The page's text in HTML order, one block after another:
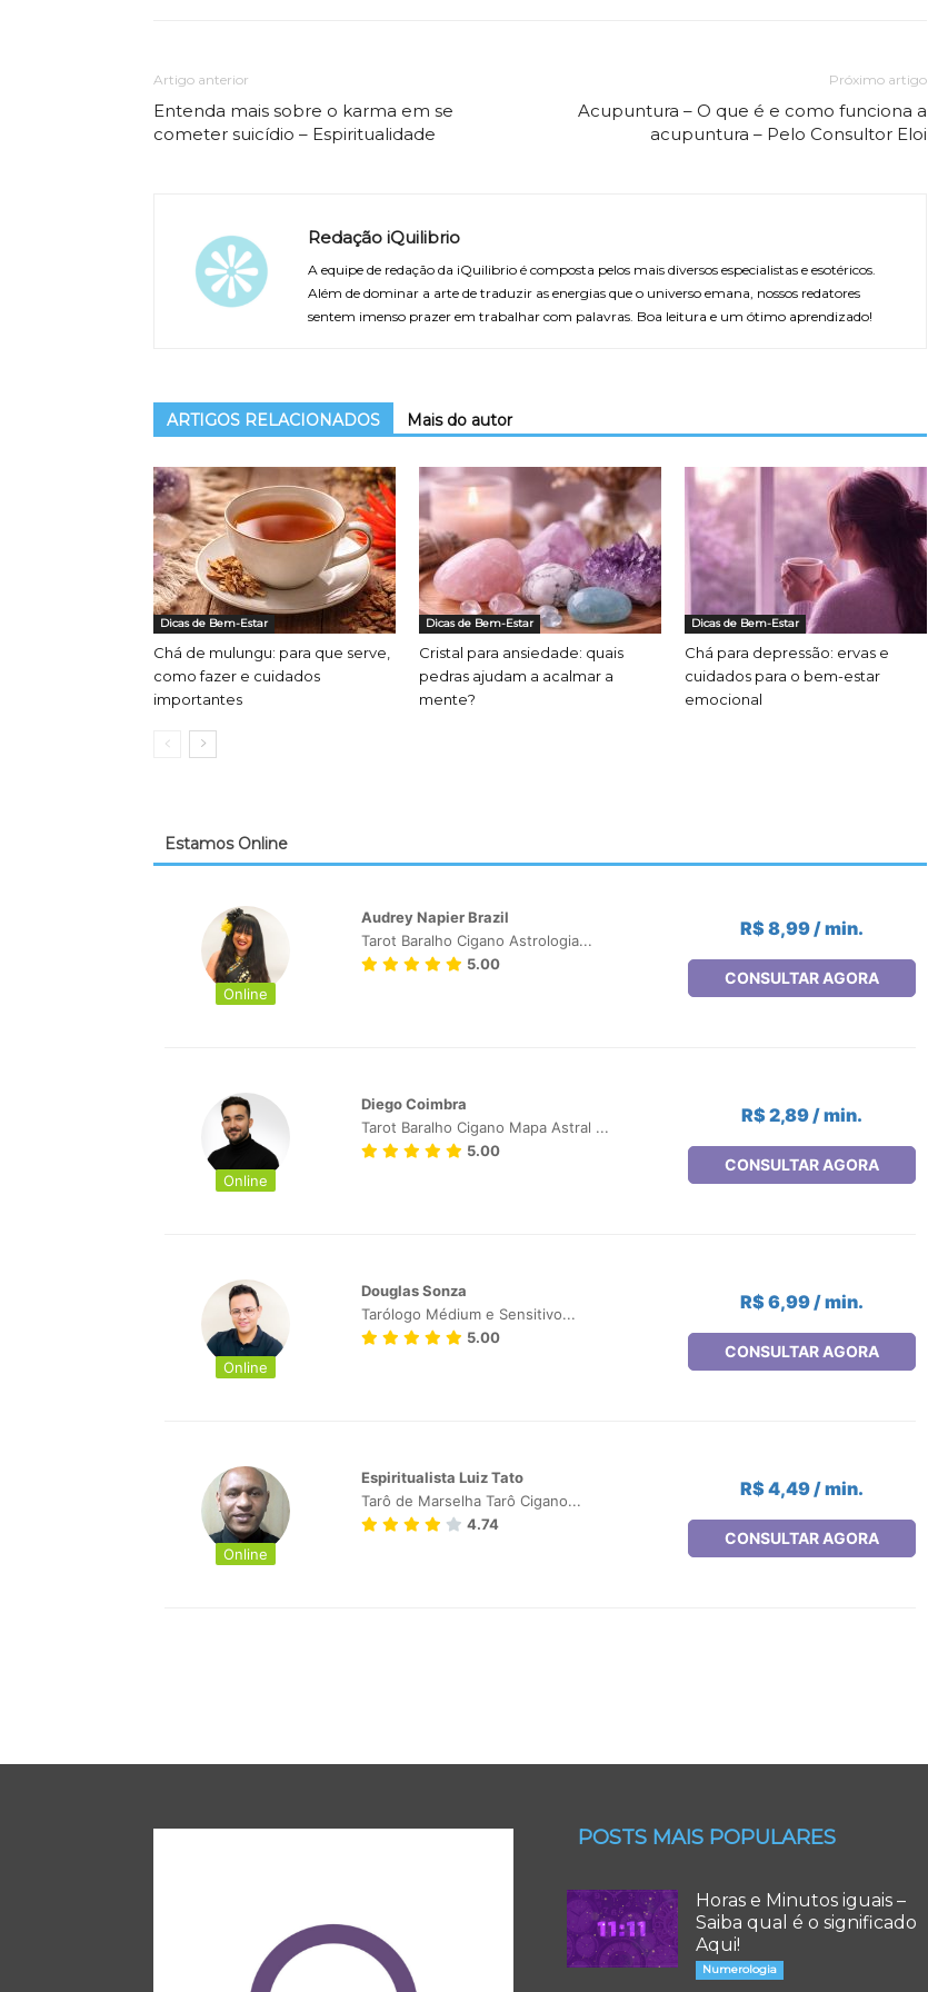
Artigo anterior
Entenda mais sobre o karma em se
cometer suicídio – Espiritualidade
Próximo artigo
Acupuntura – O que é e como funciona a
acupuntura – Pelo Consultor Eloi
Redação iQuilibrio
A equipe de redação da iQuilibrio é composta pelos mais diversos especialistas e esotéricos.
Além de dominar a arte de traduzir as energias que o universo emana, nossos redatores
sentem imenso prazer em trabalhar com palavras. Boa leitura e um ótimo aprendizado!
ARTIGOS RELACIONADOS Mais do autor
Dicas de Bem-Estar
Chá de mulungu: para que serve,
como fazer e cuidados
importantes
Dicas de Bem-Estar
Cristal para ansiedade: quais
pedras ajudam a acalmar a
mente?
Dicas de Bem-Estar
Chá para depressão: ervas e
cuidados para o bem-estar
emocional
Estamos Online
POSTS MAIS POPULARES
Horas e Minutos iguais –
Saiba qual é o significado
Aqui!
Numerologia